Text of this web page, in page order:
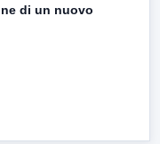
di un nuovo